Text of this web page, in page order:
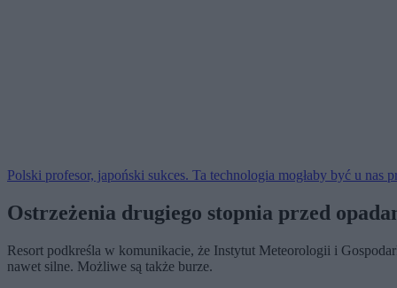
Polski profesor, japoński sukces. Ta technologia mogłaby być u nas
Ostrzeżenia drugiego stopnia przed
Resort podkreśla w komunikacie, że Instytut Meteorologii i
nawet silne. Możliwe są także burze.